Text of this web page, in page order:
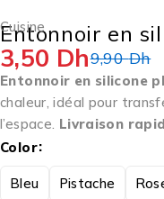
Cuisine
Entonnoir en
9,90Dh
3,50 Dh
Entonnoir en silicone
chaleur, idéal pour
l’espace. Livraison
Color
Bleu Pistache